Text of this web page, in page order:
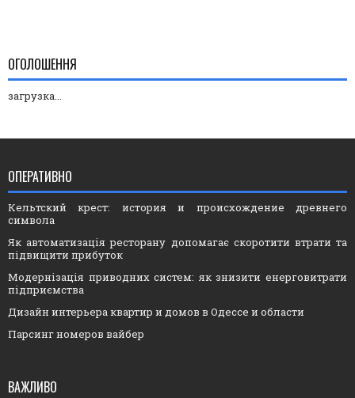
ОГОЛОШЕННЯ
загрузка...
ОПЕРАТИВНО
Кельтский крест: история и происхождение древнего
символа
Як автоматизація ресторану допомагає скоротити втрати та
підвищити прибуток
Модернізація приводних систем: як знизити енерговитрати
підприємства
Дизайн интерьера квартир и домов в Одессе и области
Парсинг номеров вайбер
ВАЖЛИВО